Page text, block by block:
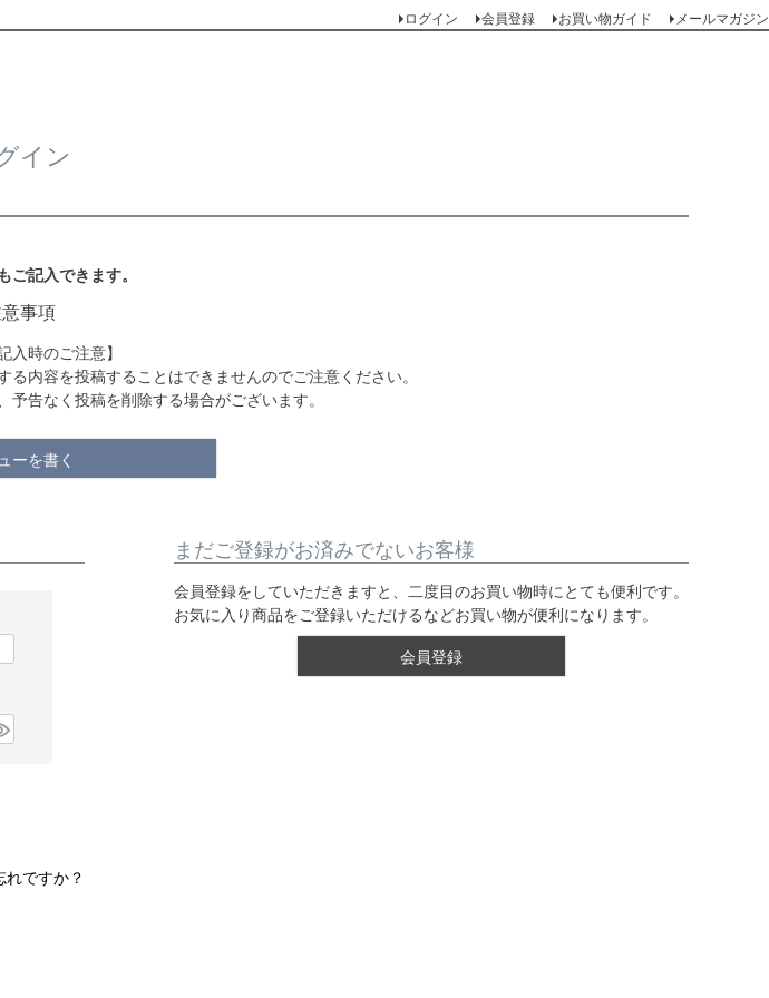
ログイン 会員登録 お買い物ガイド メールマガジン
イン
ご記入できます。
事項
入時のご注意】
内容を投稿することはできませんのでご注意ください。
告なく投稿を削除する場合がございます。
ーを書く
れですか？
まだご登録がお済みでないお客様
会員登録をしていただきますと、二度目のお買い物時にとても便利です。
お気に入り商品をご登録いただけるなどお買い物が便利になります。
会員登録